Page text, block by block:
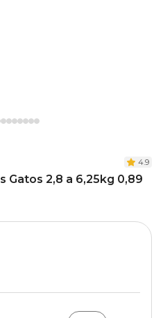
4.9
Gatos 2,8 a 6,25kg 0,89